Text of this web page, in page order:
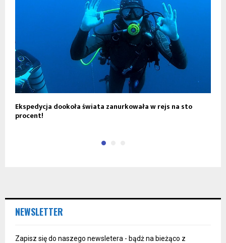
Ekspedycja dookoła świata zanurkowała w rejs na sto
procent!
NEWSLETTER
Zapisz się do naszego newsletera - bądż na bieżąco z